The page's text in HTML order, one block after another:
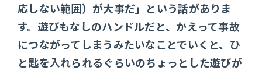
応しない範囲）が大事だ」という話がありま
す。遊びもなしのハンドルだと、かえって事故
につながってしまうみたいなことでいくと、ひ
と匙を入れられるぐらいのちょっとした遊びが